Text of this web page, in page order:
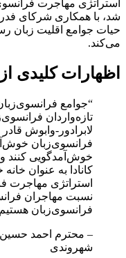
شد، با همکاری شرکای
حیات جوامع اقلیت زبان
می‌کند.
اظهارات کلیدی
“جوامع
تازه‌واردان
لابرادور-وابوش
فرانسوی‌زبان
خوش‌آمدگویی کنند
کانادا به عنوان
استراتژی مهاجرت
نسبت مهاجران
فرانسوی‌زبان
– محترم احمد
شهروندی